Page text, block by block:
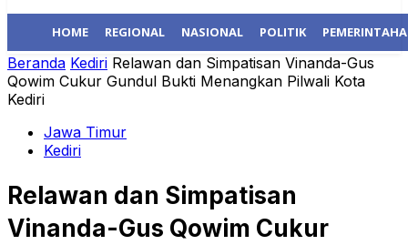
HOME REGIONAL NASIONAL POLITIK
Beranda Kediri Relawan dan Simpatisan Vinanda-Gus
Qowim Cukur Gundul Bukti Menangkan Pilwali Kota
Kediri
Jawa Timur
Kediri
Relawan dan Simpatisan
Vinanda-Gus Qowim Cukur